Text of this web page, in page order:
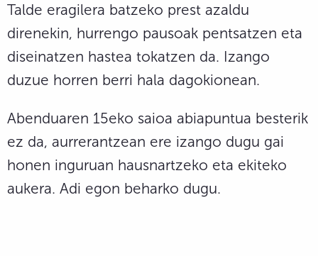
Talde eragilera batzeko prest azaldu
direnekin, hurrengo pausoak pentsatzen eta
diseinatzen hastea tokatzen da. Izango
duzue horren berri hala dagokionean.
Abenduaren 15eko saioa abiapuntua besterik
ez da, aurrerantzean ere izango dugu gai
honen inguruan hausnartzeko eta ekiteko
aukera. Adi egon beharko dugu.